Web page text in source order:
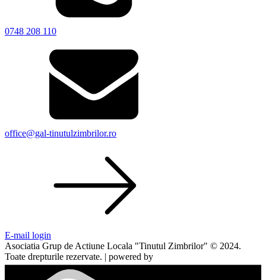
0748 208 110
office@gal-tinutulzimbrilor.ro
E-mail login
Asociatia Grup de Actiune Locala "Tinutul Zimbrilor" © 2024.
Toate drepturile rezervate. | powered by